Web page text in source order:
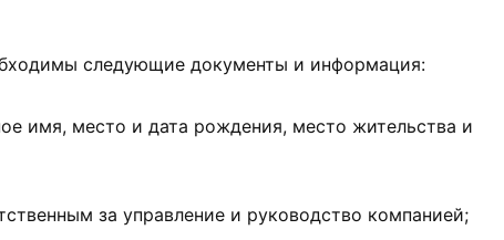
следующие документы и информация:
имя, место и дата рождения, место жительства и
за управление и руководство компанией;